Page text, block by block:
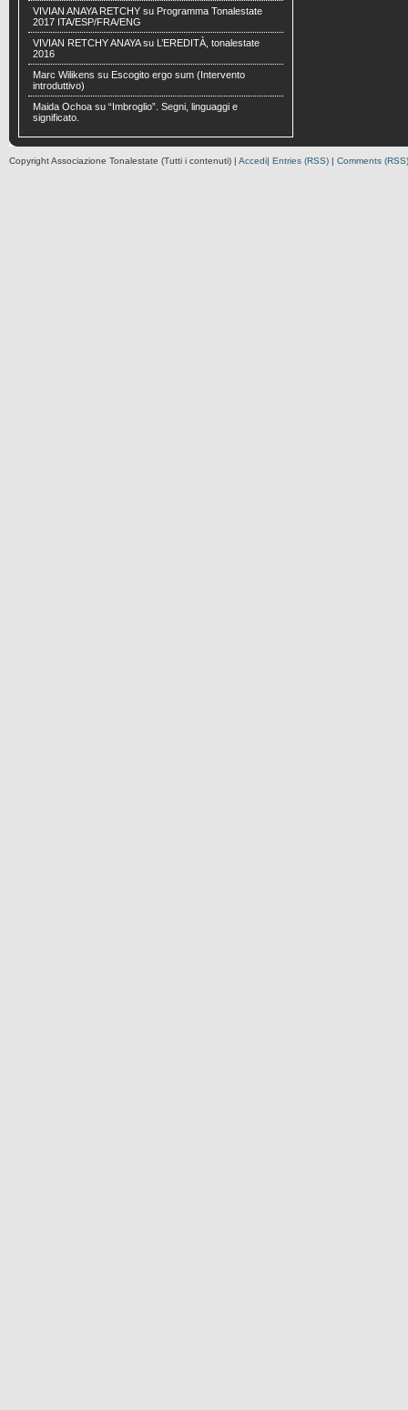
VIVIAN ANAYA RETCHY su Programma Tonalestate
2017 ITA/ESP/FRA/ENG
VIVIAN RETCHY ANAYAsu
L’EREDITÀ, tonalestate
2016
Marc Wilikens su Escogito ergo sum (Intervento
introduttivo)
Maida Ochoa su “Imbroglio”. Segni, linguaggi e
significato.
Copyright Associazione Tonalestate (Tutti i contenuti) | Accedi| Entries (RSS) | Comments (RSS)